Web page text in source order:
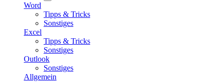
Word
Tipps & Tricks
Sonstiges
Excel
Tipps & Tricks
Sonstiges
Outlook
Sonstiges
Allgemein